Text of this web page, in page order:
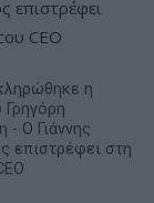
η
Γρηγόρη
- Ο Γιάννης
επιστρέφει στη